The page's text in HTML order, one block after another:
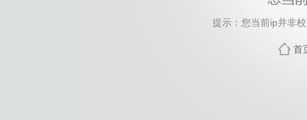
提示：您当前ip并非
首